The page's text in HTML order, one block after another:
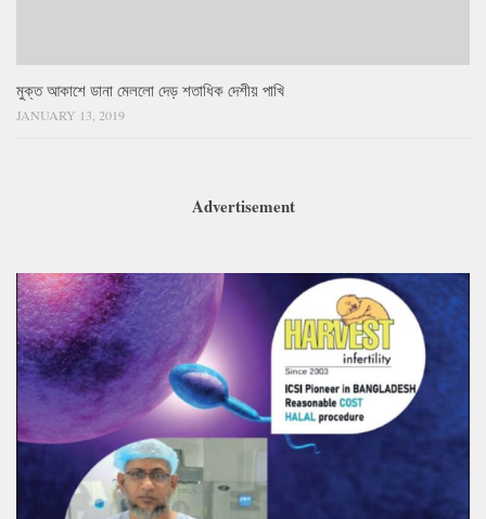
মুক্ত আকাশে ডানা মেললো দেড় শতাধিক দেশীয় পাখি
JANUARY 13, 2019
Advertisement